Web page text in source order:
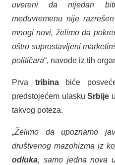
uvereni da nijedan
međuvremenu nije
mnogi novi, želimo da
oštro suprostavljeni
političara“, navode iz tih
Prva tribinabiće
predstojećem ulaskuSrbije
takvog poteza.
„Želimo da upoznamo
društvenog mazohizma iz
odluka, samo jedna nova